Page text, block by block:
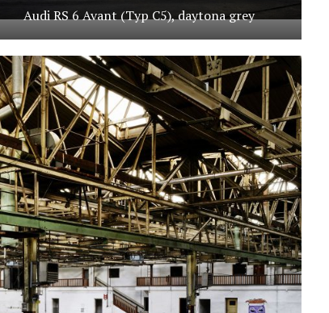
Audi RS 6 Avant (Typ C5), daytona grey